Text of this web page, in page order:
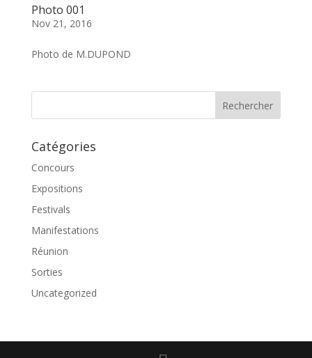
Photo 001
Nov 21, 2016
Photo de M.DUPOND
Catégories
Concours
Expositions
Festivals
Manifestations
Réunion
Sorties
Uncategorized